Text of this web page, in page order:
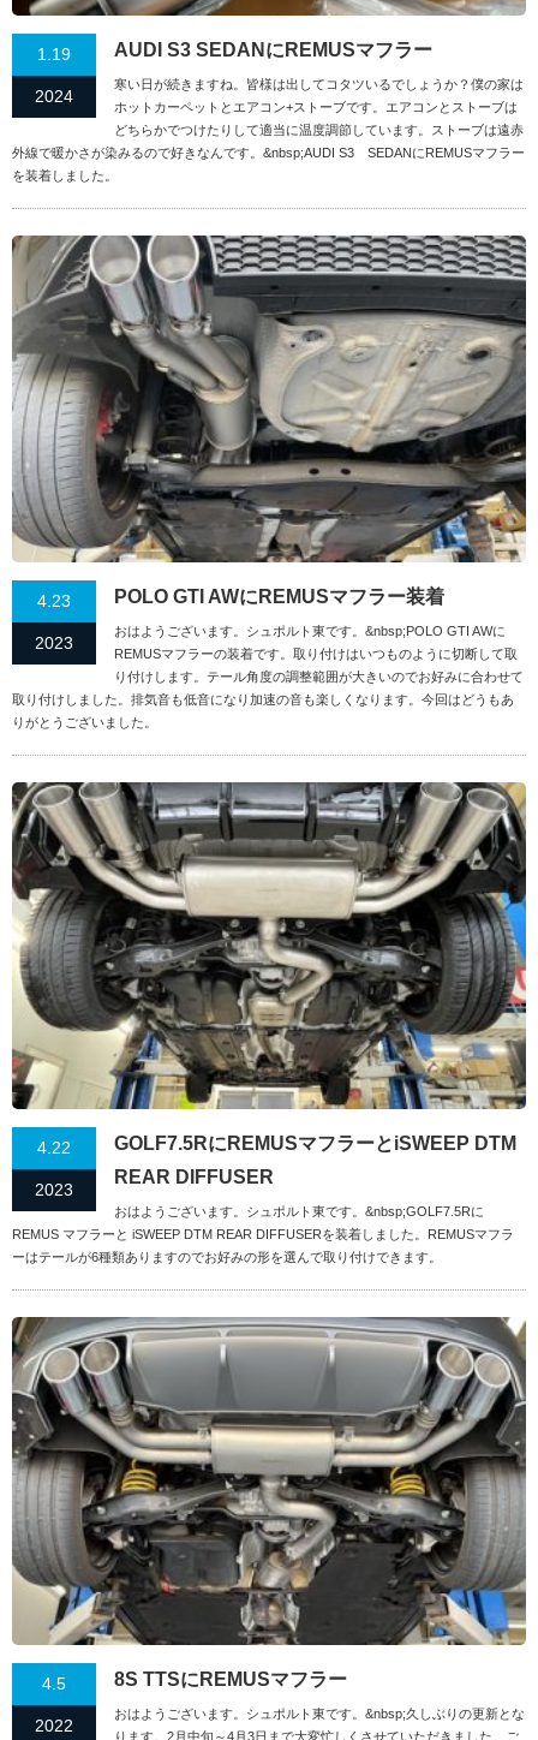
1.19
2024
AUDI S3 SEDANにREMUSマフラー
寒い日が続きますね。皆様は出してコタツいるでしょうか？僕の家は
ホットカーペットとエアコン+ストーブです。エアコンとストーブは
どちらかでつけたりして適当に温度調節しています。ストーブは遠赤
外線で暖かさが染みるので好きなんです。&nbsp;AUDI S3 SEDANにREMUSマフラー
を装着しました。
4.23
2023
POLO GTI AWにREMUSマフラー装着
おはようございます。シュポルト東です。&nbsp;POLO GTI AWに
REMUSマフラーの装着です。取り付けはいつものように切断して取
り付けします。テール角度の調整範囲が大きいのでお好みに合わせて
取り付けしました。排気音も低音になり加速の音も楽しくなります。今回はどうもあ
りがとうございました。
4.22
2023
GOLF7.5RにREMUSマフラーとiSWEEP DTM
REAR DIFFUSER
おはようございます。シュポルト東です。&nbsp;GOLF7.5Rに
REMUS マフラーと iSWEEP DTM REAR DIFFUSERを装着しました。REMUSマフラ
ーはテールが6種類ありますのでお好みの形を選んで取り付けできます。
4.5
2022
8S TTSにREMUSマフラー
おはようございます。シュポルト東です。&nbsp;久しぶりの更新とな
ります。2月中旬～4月3日まで大変忙しくさせていただきました。ご